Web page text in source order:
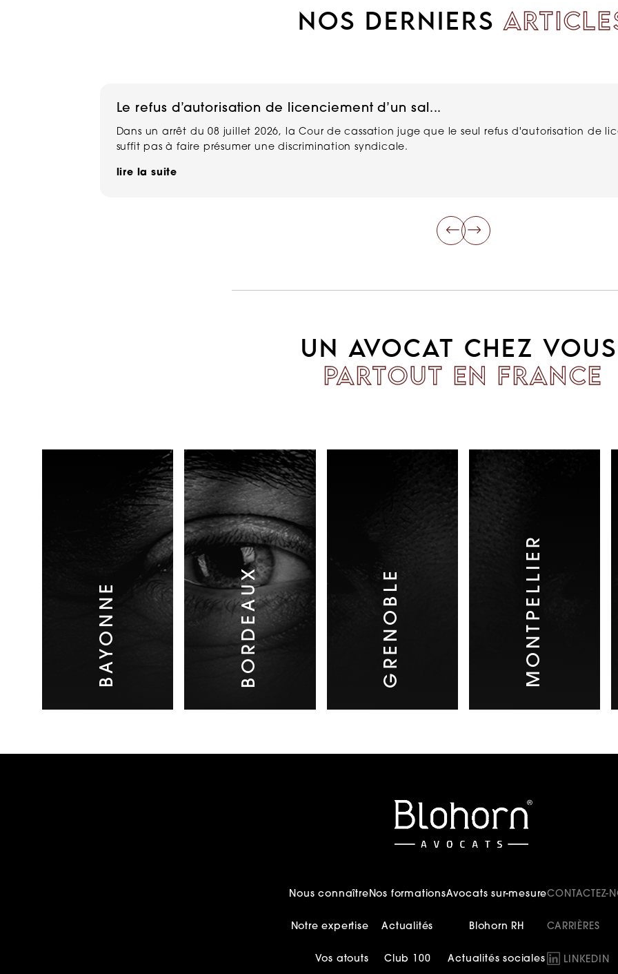
NOS DERNIERS
Le refus d’autorisation de licenciement d’un sal...
Dans un arrêt du 08 juillet 2026, la Cour de cassation juge que le seul refus d'autorisation de
suffit pas à faire présumer une discrimination syndicale.
lire la suite
UN AVOCAT CHEZ
PARTOUT EN FRANCE
BAYONNE BORDEAUX GRENOBLE MONTPELLIER
Nous connaître
Notre expertise
Vos atouts
Nos formations
Actualités
Club 100
Avocats sur-mesure
Blohorn RH
Actualités sociales
CONTACTEZ-
CARRIÈRES
LINKEDIN